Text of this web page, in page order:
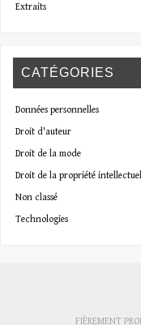
Extraits
CATÉGORIES
Données personnelles
Droit d'auteur
Droit de la mode
Droit de la propriété
Non classé
Technologies
FIÈREMENT